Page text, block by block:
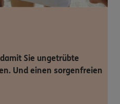
Sie ungetrübte
Und einen sorgenfreien